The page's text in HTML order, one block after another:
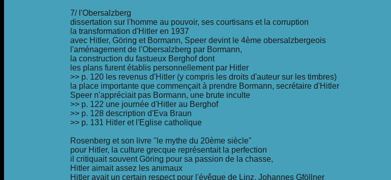
7/ l'Obersalzberg
dissertation sur l'homme au pouvoir, ses courtisans et la corruption
la transformation d'Hitler en 1937
avec Hitler, Göring et Bormann, Speer devint le 4ème obersalzbergeois
l'aménagement de l'Obersalzberg par Bormann,
la construction du fastueux Berghof dont
les plans furent établis personnellement par Hitler
>> p. 120 les revenus d'Hitler (y compris les droits d'auteur sur les timbres)
la place importante que commençait à prendre Bormann, secrétaire d'Hitler
Speer n'appréciait pas Bormann, une brute inculte
>> p. 122 une journée d'Hitler au Berghof
>> p. 128 description d'Eva Braun
>> p. 131 Hitler et l'Eglise catholique
Rosenberg et son livre "le mythe du 20ème siècle"
pour Hitler, la culture grecque représentait la perfection
il critiquait souvent Göring pour sa passion de la chasse,
Hitler aimait assez les animaux
Hitler avait un certain respect pour l'évêque de Linz, Johannes Gföllner